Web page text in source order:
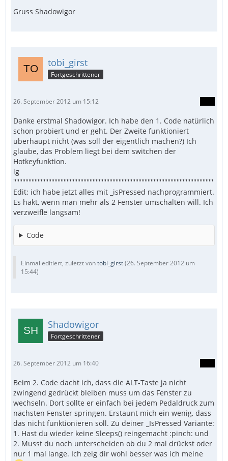
Gruss Shadowigor
tobi_girst
Fortgeschrittener
26. September 2012 um 15:12
Danke erstmal Shadowigor. Ich habe den 1. Code natürlich
schon probiert und er geht. Der Zweite funktioniert
überhaupt nicht (was soll der eigentlich machen?) Ich
glaube, das Problem liegt bei dem switchen der
Hotkeyfunktion.
lg
'''''''''''''''''''''''''''''''''''''''''''''''''''''''''''''''''''''''''''''''''''''''''''''''''''''''''''''''''''''''''''''''''''
Edit: ich habe jetzt alles mit _isPressed nachprogrammiert.
Es hakt, wenn man mehr als 2 Fenster umschalten will. Ich
verzweifle langsam!
Code
Einmal editiert, zuletzt vontobi_girst(26. September 2012 um
15:44)
Shadowigor
Fortgeschrittener
26. September 2012 um 16:40
Beim 2. Code dacht ich, dass die ALT-Taste ja nicht
zwingend gedrückt bleiben muss um das Fenster zu
wechseln. Dort sollte er einfach bei jedem Pedaldruck zum
nächsten Fenster springen. Erstaunt mich ein wenig, dass
das nicht funktionieren soll. Zu deiner _IsPressed Variante:
1. Hast du wieder keine Sleeps() reingemacht :pinch: und
2. Musst du noch unterscheiden ob du 2 mal drückst oder
nur 1 mal lange. Ich zeig dir wohl besser was ich meine